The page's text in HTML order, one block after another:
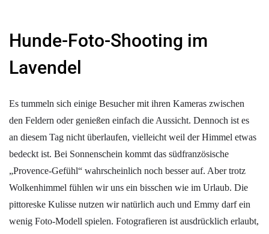
Hunde-Foto-Shooting im
Lavendel
Es tummeln sich einige Besucher mit ihren Kameras zwischen
den Feldern oder genießen einfach die Aussicht. Dennoch ist es
an diesem Tag nicht überlaufen, vielleicht weil der Himmel etwas
bedeckt ist. Bei Sonnenschein kommt das südfranzösische
„Provence-Gefühl“ wahrscheinlich noch besser auf. Aber trotz
Wolkenhimmel fühlen wir uns ein bisschen wie im Urlaub. Die
pittoreske Kulisse nutzen wir natürlich auch und Emmy darf ein
wenig Foto-Modell spielen. Fotografieren ist ausdrücklich erlaubt,